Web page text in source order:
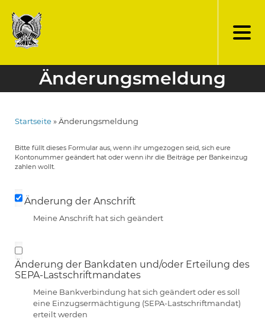
zum
Inhalt
Änderungsmeldung
Startseite Änderungsmeldung
Bitte füllt dieses Formular aus, wenn ihr umgezogen seid, sich eure
Kontonummer geändert hat oder wenn ihr die Beiträge per Bankeinzug
zahlen wollt.
Änderung der Anschrift
Meine Anschrift hat sich geändert
Änderung der Bankdaten und/oder Erteilung des
SEPA-Lastschriftmandates
Meine Bankverbindung hat sich geändert oder es soll
eine Einzugsermächtigung (SEPA-Lastschriftmandat)
erteilt werden